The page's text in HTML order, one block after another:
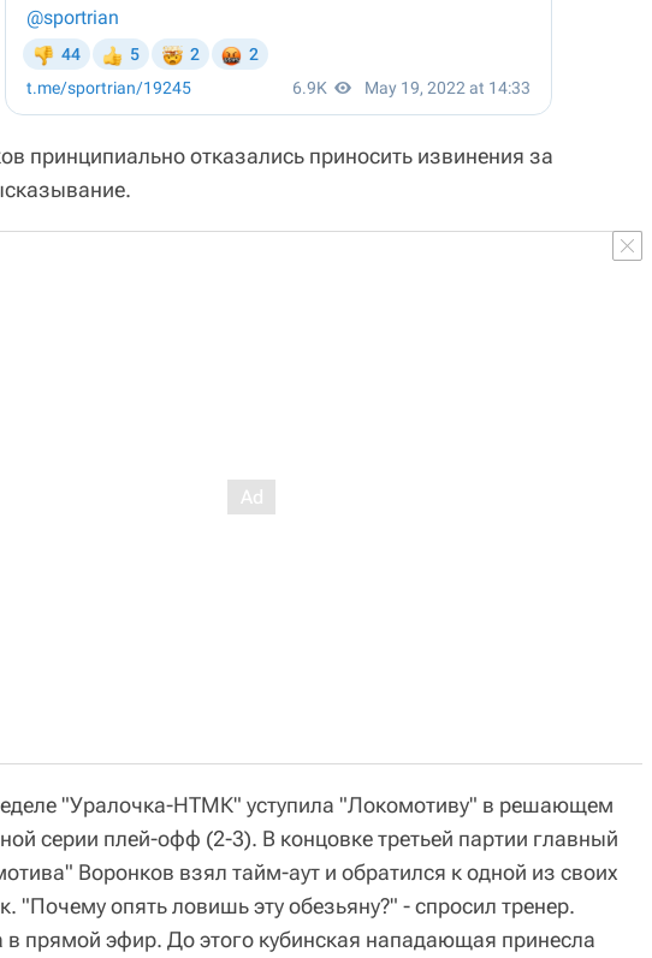
принципиально отказались приносить извинения за
"Уралочка-НТМК" уступила "Локомотиву" в решающем
серии плей-офф (2-3). В концовке третьей партии главный
Воронков взял тайм-аут и обратился к одной из своих
"Почему опять ловишь эту обезьяну?" - спросил тренер.
прямой эфир. До этого кубинская нападающая принесла